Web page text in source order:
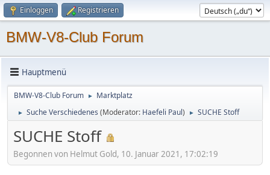
Einloggen Registrieren
BMW-V8-Club Forum
Hauptmenü
BMW-V8-Club Forum ► Marktplatz
► Suche Verschiedenes (Moderator: Haefeli Paul) ► SUCHE Stoff
SUCHE Stoff
Begonnen von Helmut Gold, 10. Januar 2021, 17:02:19